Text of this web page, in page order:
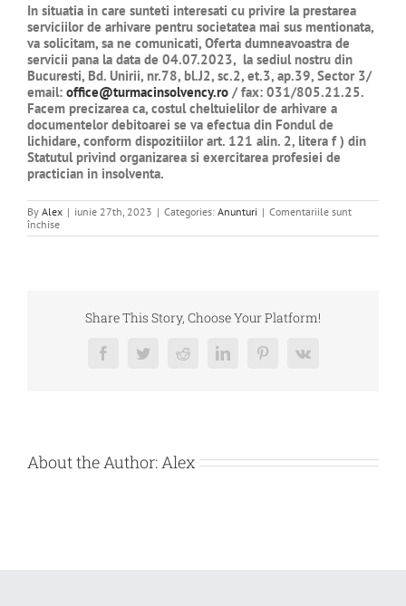
In situatia in care sunteti interesati cu privire la prestarea
serviciilor de arhivare pentru societatea mai sus mentionata,
va solicitam, sa ne comunicati, Oferta dumneavoastra de
servicii pana la data de 04.07.2023, la sediul nostru din
Bucuresti, Bd. Unirii, nr.78, bl.J2, sc.2, et.3, ap.39, Sector 3/
email: office@turmacinsolvency.ro / fax: 031/805.21.25.
Facem precizarea ca, costul cheltuielilor de arhivare a
documentelor debitoarei se va efectua din Fondul de
lichidare, conform dispozitiilor art. 121 alin. 2, litera f ) din
Statutul privind organizarea si exercitarea profesiei de
practician in insolventa.
By Alex | iunie 27th, 2023 | Categories: Anunturi | Comentariile sunt
închisepentru
CERERE
PROJECT
DEVELOPMENT
Share This Story, Choose Your Platform!
FacebookTwitterRedditLinkedInPinterest
Vk
About the Author: Alex